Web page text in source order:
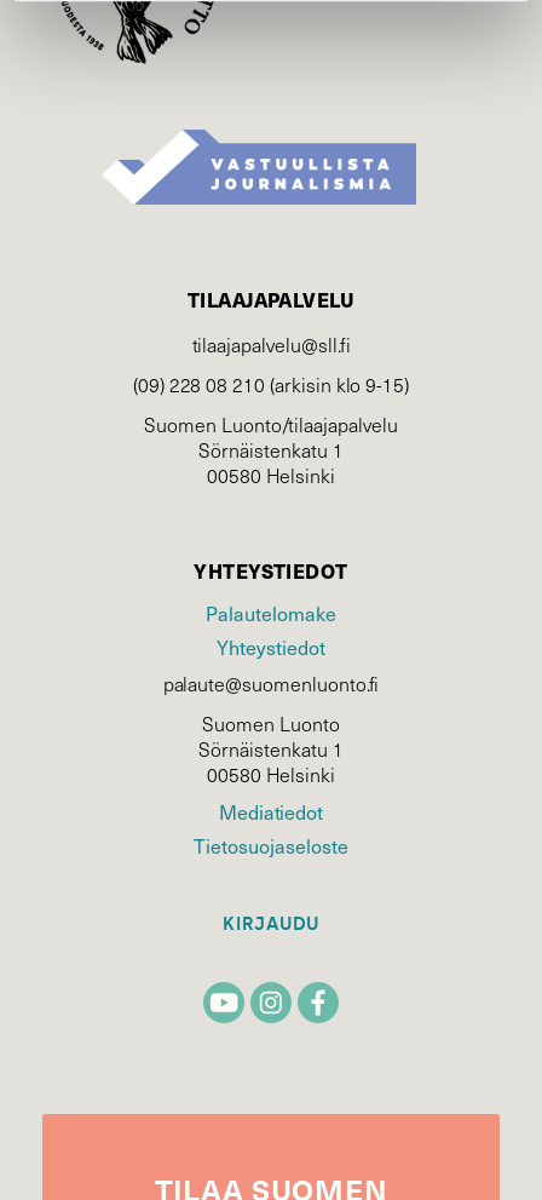
TILAAJAPALVELU
tilaajapalvelu@sll.fi
(09) 228 08 210 (arkisin klo 9-15)
Suomen Luonto/tilaajapalvelu
Sörnäistenkatu 1
00580 Helsinki
YHTEYSTIEDOT
Palautelomake
Yhteystiedot
palaute@suomenluonto.fi
Suomen Luonto
Sörnäistenkatu 1
00580 Helsinki
Mediatiedot
Tietosuojaseloste
KIRJAUDU
TILAA SUOMEN